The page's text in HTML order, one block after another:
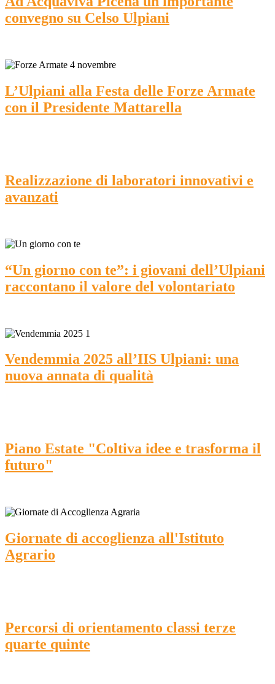
convegno su Celso Ulpiani
L’Ulpiani alla Festa delle Forze Armate
con il Presidente Mattarella
Realizzazione di laboratori innovativi e
avanzati
“Un giorno con te”: i giovani dell’Ulpiani
raccontano il valore del volontariato
Vendemmia 2025 all’IIS Ulpiani: una
nuova annata di qualità
Piano Estate "Coltiva idee e trasforma il
futuro"
Giornate di accoglienza all'Istituto
Agrario
Percorsi di orientamento classi terze
quarte quinte